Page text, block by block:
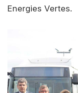
Energies Vertes.